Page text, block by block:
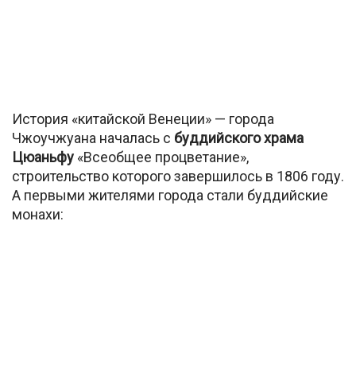
История «китайской Венеции» — города
Чжоучжуана началась с буддийского храма
Цюаньфу «Всеобщее процветание»,
строительство которого завершилось в 1806 году.
А первыми жителями города стали буддийские
монахи: